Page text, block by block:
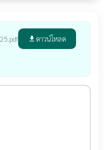
file_download ดาวน์โหลด